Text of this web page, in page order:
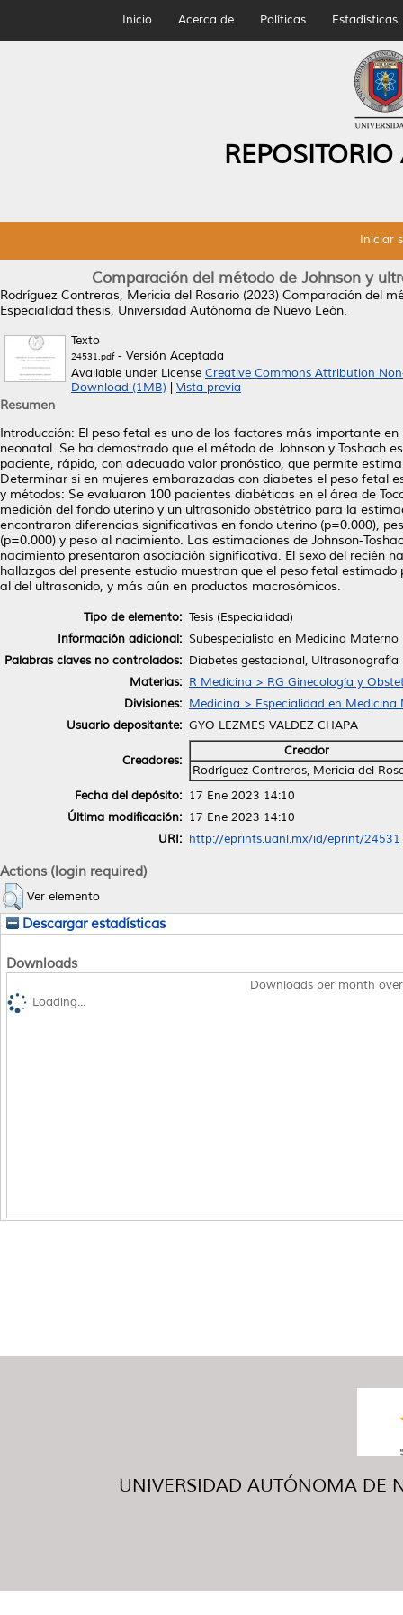
Inicio Acerca de Políticas Estadísticas
Iniciar
Comparación del método de Johnson y
Rodríguez Contreras, Mericia del Rosario (2023) Comparación del
Especialidad thesis, Universidad Autónoma de Nuevo León.
Texto
24531.pdf- Versión Aceptada
Available under License Creative Commons Attribution
Download (1MB)
Vista previa
Resumen
Introducción: El peso fetal es uno de los factores más importante
neonatal. Se ha demostrado que el método de Johnson y Toshach
paciente, rápido, con adecuado valor pronóstico, que permite
Determinar si en mujeres embarazadas con diabetes el peso fetal
y métodos: Se evaluaron 100 pacientes diabéticas en el área de
medición del fondo uterino y un ultrasonido obstétrico para la
encontraron diferencias significativas en fondo uterino (p=0.000),
(p=0.000) y peso al nacimiento. Las estimaciones de Johnson-
nacimiento presentaron asociación significativa. El sexo del recién
hallazgos del presente estudio muestran que el peso fetal
al del ultrasonido, y más aún en productos macrosómicos.
Tipo de elemento: Tesis (Especialidad)
Información adicional: Subespecialista en Medicina Materno
Palabras claves no controlados: Diabetes gestacional, Ultrasonografía
Materias: R Medicina > RG Ginecología y
Divisiones: Medicina > Especialidad en Medicina
Usuario depositante: GYO LEZMES VALDEZ CHAPA
Creadores:
Creador
Rodríguez Contreras, Mericia del
Fecha del depósito: 17 Ene 2023 14:10
Última modificación: 17 Ene 2023 14:10
URI: http://eprints.uanl.mx/id/eprint/24531
Actions (login required)
Ver elemento
Descargar estadísticas
Downloads
Downloads per month
Loading...
UNIVERSIDAD AUTÓNOMA DE